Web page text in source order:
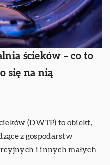
ścieków – co to
się na nią
(DWTP) to obiekt,
z gospodarstw
i innych małych